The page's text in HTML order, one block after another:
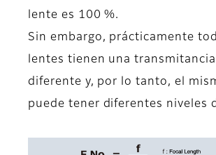
lente es 100 %.
Sin embargo, prácticamente
lentes tienen una
diferente y, por lo tanto, el
puede tener diferentes niveles